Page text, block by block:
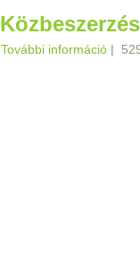
További információ |